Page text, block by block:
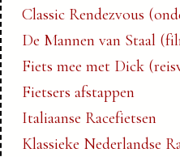
Classic Rendezvous
De Mannen van Staal
Fiets mee met Dick
Fietsers afstappen
Italiaanse Racefietsen
Klassieke Nederlandse